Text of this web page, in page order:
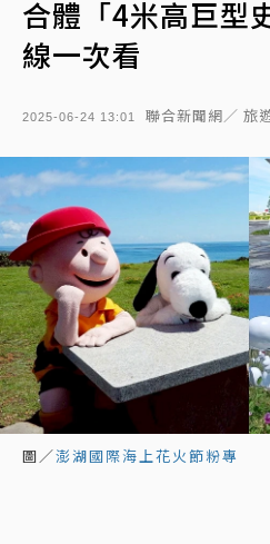
合體「4米高巨型
線一次看
2025-06-24 13:01 聯合新聞網／ 旅
圖／澎湖國際海上花火節粉專